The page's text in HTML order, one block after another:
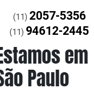
(11) 2057-5356
(11) 94612-2445